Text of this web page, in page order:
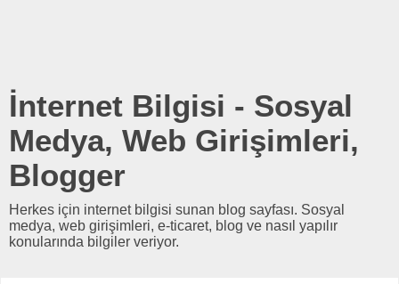
İnternet Bilgisi - Sosyal
Medya, Web Girişimleri,
Blogger
Herkes için internet bilgisi sunan blog sayfası. Sosyal
medya, web girişimleri, e-ticaret, blog ve nasıl yapılır
konularında bilgiler veriyor.